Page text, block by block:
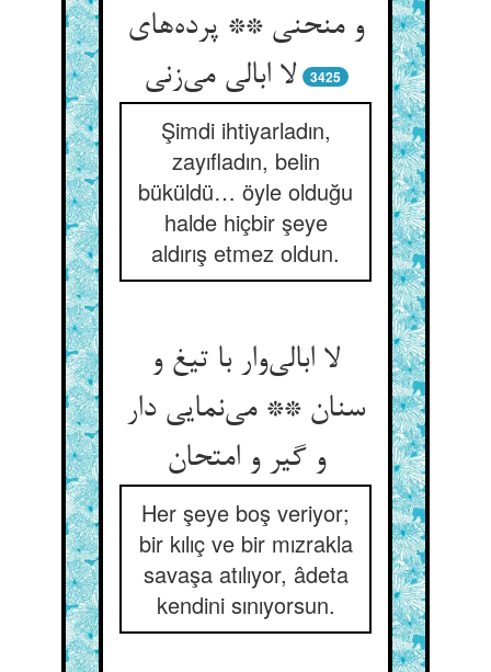
و منحنی ** پرده‌های
لا ابالی می‌زنی
3425
Şimdi ihtiyarladın,
zayıfladın, belin
büküldü… öyle olduğu
halde hiçbir şeye
aldırış etmez oldun.
لا ابالی‌وار با تیغ و
سنان ** می‌نمایی دار
و گیر و امتحان
Her şeye boş veriyor;
bir kılıç ve bir mızrakla
savaşa atılıyor, âdeta
kendini sınıyorsun.